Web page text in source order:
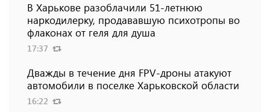
В Харькове разоблачили 51-летнюю
наркодилерку, продававшую психотропы во
флаконах от геля для душа
17:37
Дважды в течение дня FPV-дроны атакуют
автомобили в поселке Харьковской области
16:22